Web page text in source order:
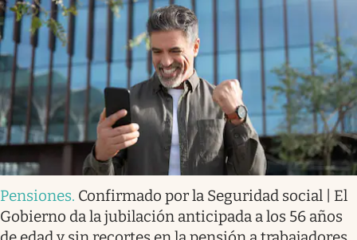
Pensiones. Confirmado por la Seguridad social | El
Gobierno da la jubilación anticipada a los 56 años